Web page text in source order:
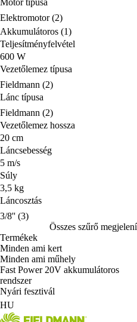
Motor típusa
Motor típusa
Elektromotor(2)
Akkumulátoros (1)
Teljesítményfelvétel
Teljesítményfelvétel
600 W
Vezetőlemez típusa
Vezetőlemez típusa
Fieldmann (2)
Lánc típusa
Lánc típusa
Fieldmann (2)
Vezetőlemez hossza
Vezetőlemez hossza
20 cm
Láncsebesség
Láncsebesség
5 m/s
Súly
Súly
3,5 kg
Láncosztás
Láncosztás
3/8'' (3)
Összes szűrő
Termékek
Minden ami kert
Minden ami műhely
Fast Power 20V akkumulátoros
rendszer
Nyári fesztivál
HU